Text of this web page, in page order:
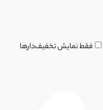
فقط نمایش تخفیف‌دارها